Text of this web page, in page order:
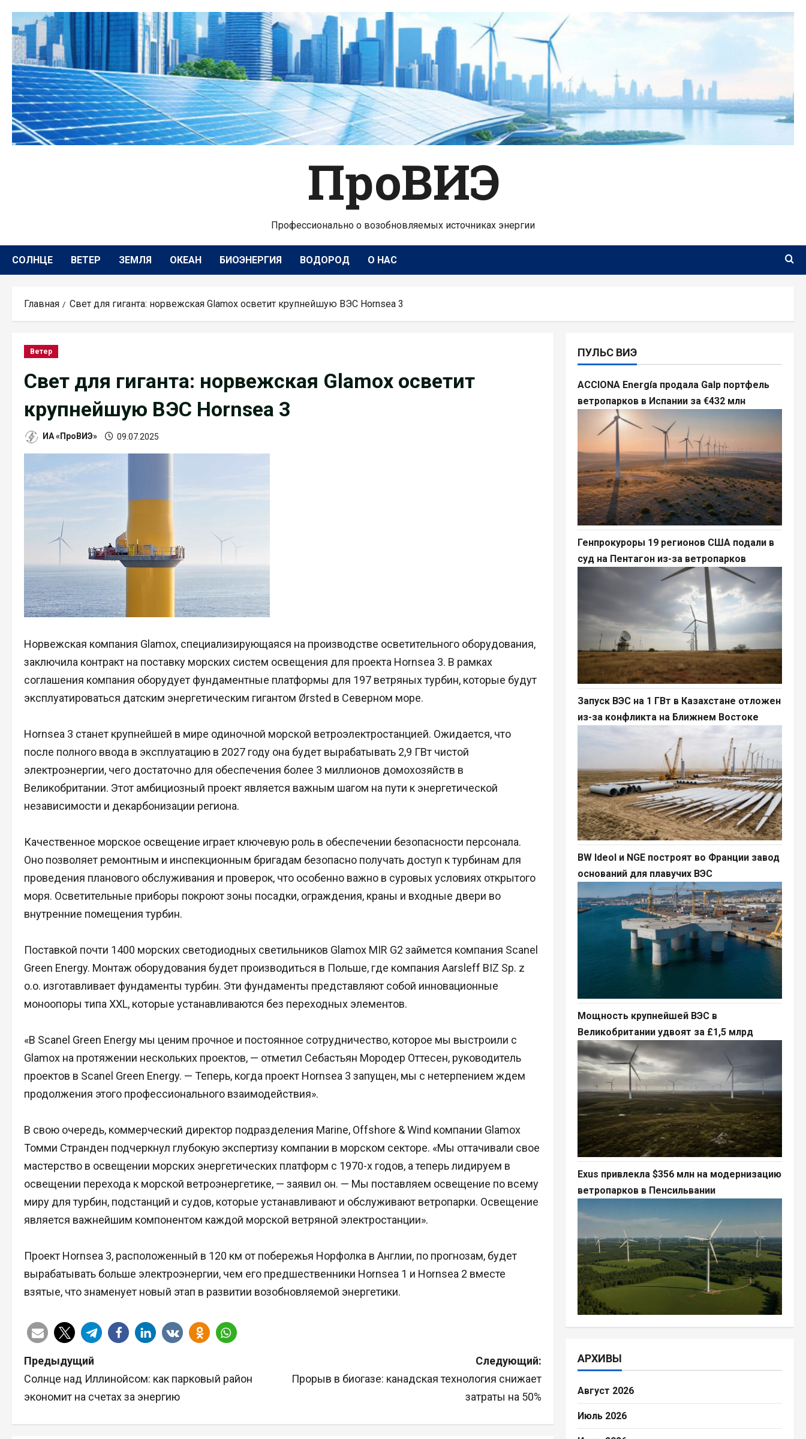
содержимому
ПроВИЭ
Профессионально о возобновляемых источниках энергии
СОЛНЦЕ ВЕТЕР ЗЕМЛЯ ОКЕАН БИОЭНЕРГИЯ ВОДОРОД О НАС
Главная Свет для гиганта: норвежская Glamox осветит крупнейшую ВЭС Hornsea 3
Ветер
Свет для гиганта: норвежская Glamox осветит
крупнейшую ВЭС Hornsea 3
ИА «ПроВИЭ» 09.07.2025
Норвежская компания Glamox, специализирующаяся на производстве осветительного оборудования,
заключила контракт на поставку морских систем освещения для проекта Hornsea 3. В рамках
соглашения компания оборудует фундаментные платформы для 197 ветряных турбин, которые будут
эксплуатироваться датским энергетическим гигантом Ørsted в Северном море.
Hornsea 3 станет крупнейшей в мире одиночной морской ветроэлектростанцией. Ожидается, что
после полного ввода в эксплуатацию в 2027 году она будет вырабатывать 2,9 ГВт чистой
электроэнергии, чего достаточно для обеспечения более 3 миллионов домохозяйств в
Великобритании. Этот амбициозный проект является важным шагом на пути к энергетической
независимости и декарбонизации региона.
Качественное морское освещение играет ключевую роль в обеспечении безопасности персонала.
Оно позволяет ремонтным и инспекционным бригадам безопасно получать доступ к турбинам для
проведения планового обслуживания и проверок, что особенно важно в суровых условиях открытого
моря. Осветительные приборы покроют зоны посадки, ограждения, краны и входные двери во
внутренние помещения турбин.
Поставкой почти 1400 морских светодиодных светильников Glamox MIR G2 займется компания Scanel
Green Energy. Монтаж оборудования будет производиться в Польше, где компания Aarsleff BIZ Sp. z
o.o. изготавливает фундаменты турбин. Эти фундаменты представляют собой инновационные
моноопоры типа XXL, которые устанавливаются без переходных элементов.
«В Scanel Green Energy мы ценим прочное и постоянное сотрудничество, которое мы выстроили с
Glamox на протяжении нескольких проектов, — отметил Себастьян Мородер Оттесен, руководитель
проектов в Scanel Green Energy. — Теперь, когда проект Hornsea 3 запущен, мы с нетерпением ждем
продолжения этого профессионального взаимодействия».
В свою очередь, коммерческий директор подразделения Marine, Offshore & Wind компании Glamox
Томми Странден подчеркнул глубокую экспертизу компании в морском секторе. «Мы оттачивали свое
мастерство в освещении морских энергетических платформ с 1970-х годов, а теперь лидируем в
освещении перехода к морской ветроэнергетике, — заявил он. — Мы поставляем освещение по всему
миру для турбин, подстанций и судов, которые устанавливают и обслуживают ветропарки. Освещение
является важнейшим компонентом каждой морской ветряной электростанции».
Проект Hornsea 3, расположенный в 120 км от побережья Норфолка в Англии, по прогнозам, будет
вырабатывать больше электроэнергии, чем его предшественники Hornsea 1 и Hornsea 2 вместе
взятые, что знаменует новый этап в развитии возобновляемой энергетики.
Н
а
Предыдущий
Солнце над Иллинойсом: как парковый район
экономит на счетах за энергию
Следующий:
Прорыв в биогазе: канадская технология снижает
затраты на 50%
ПУЛЬС ВИЭ
ACCIONA Energía продала Galp портфель
ветропарков в Испании за €432 млн
Генпрокуроры 19 регионов США подали в
суд на Пентагон из-за ветропарков
Запуск ВЭС на 1 ГВт в Казахстане отложен
из-за конфликта на Ближнем Востоке
BW Ideol и NGE построят во Франции завод
оснований для плавучих ВЭС
Мощность крупнейшей ВЭС в
Великобритании удвоят за £1,5 млрд
Exus привлекла $356 млн на модернизацию
ветропарков в Пенсильвании
АРХИВЫ
Август 2026
Июль 2026